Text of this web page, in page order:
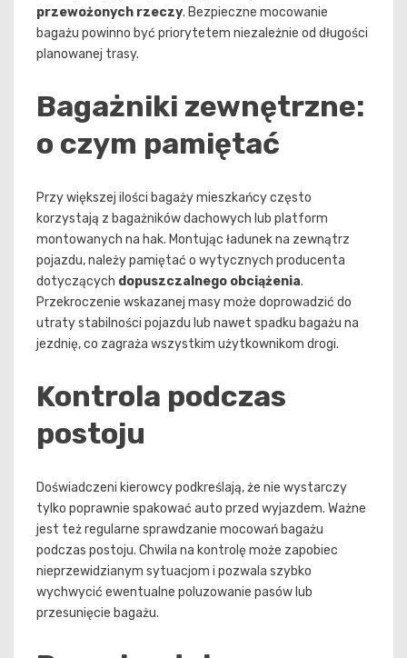
przewożonych rzeczy. Bezpieczne mocowanie
bagażu powinno być priorytetem niezależnie od długości
planowanej trasy.
Bagażniki zewnętrzne:
o czym pamiętać
Przy większej ilości bagaży mieszkańcy często
korzystają z bagażników dachowych lub platform
montowanych na hak. Montując ładunek na zewnątrz
pojazdu, należy pamiętać o wytycznych producenta
dotyczących dopuszczalnego obciążenia.
Przekroczenie wskazanej masy może doprowadzić do
utraty stabilności pojazdu lub nawet spadku bagażu na
jezdnię, co zagraża wszystkim użytkownikom drogi.
Kontrola podczas
postoju
Doświadczeni kierowcy podkreślają, że nie wystarczy
tylko poprawnie spakować auto przed wyjazdem. Ważne
jest też regularne sprawdzanie mocowań bagażu
podczas postoju. Chwila na kontrolę może zapobiec
nieprzewidzianym sytuacjom i pozwala szybko
wychwycić ewentualne poluzowanie pasów lub
przesunięcie bagażu.